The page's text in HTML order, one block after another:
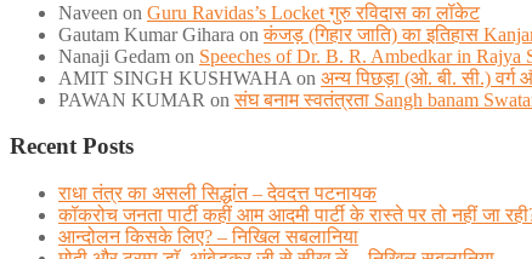
Naveen on Guru Ravidas’s Locket गुरु रविदास का लॉकेट
Gautam Kumar Gihara onकंजड़ (गिहार जाति) का इतिहास
Nanaji Gedam on Speeches of Dr. B. R. Ambedkar in Rajya
AMIT SINGH KUSHWAHA on अन्य पिछड़ा (ओ. बी. सी.)
PAWAN KUMAR onसंघ बनाम स्वतंत्रता Sangh banam
Recent Posts
राधा तंत्र का असली सिद्धांत – देवदत्त पटनायक
कॉकरोच जनता पार्टी कहीं आम आदमी पार्टी के रास्ते पर तो नहीं
आन्दोलन किसके लिए? – निखिल सबलानिया